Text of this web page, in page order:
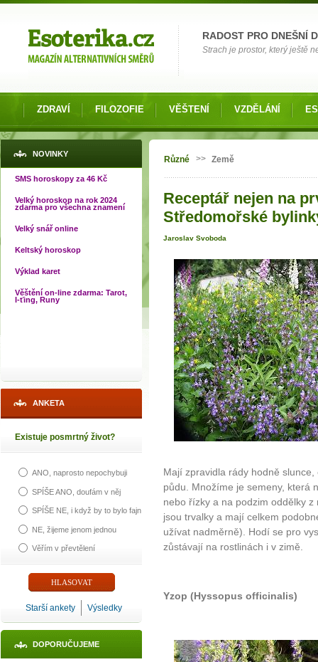
RADOST PRO DNEŠNÍ
Strach je prostor, který ještě
ZDRAVÍ FILOZOFIE VĚŠTENÍ VZDĚLÁNÍ
NOVINKY
SMS horoskopy za 46 Kč
Velký horoskop na rok 2024
zdarma pro všechna znamení
Velký snář online
Keltský horoskop
Výklad karet
Věštění on-line zdarma: Tarot,
I-ťing, Runy
ANKETA
Existuje posmrtný život?
ANO, naprosto nepochybuji
SPÍŠE ANO, doufám v něj
SPÍŠE NE, i když by to bylo fajn
NE, žijeme jenom jednou
Věřím v převtělení
Starší ankety Výsledky
DOPORUČUJEME
Jste zde
Různé >> Země
Receptář nejen na
Středomořské
Jaroslav Svoboda
Mají zpravidla rády hodně
půdu. Množíme je semeny, která
nebo řízky a na podzim oddělky
jsou trvalky a mají celkem
užívat nadměrně). Hodí se pro
zůstávají na rostlinách i v zimě.
Yzop (Hyssopus officinalis)